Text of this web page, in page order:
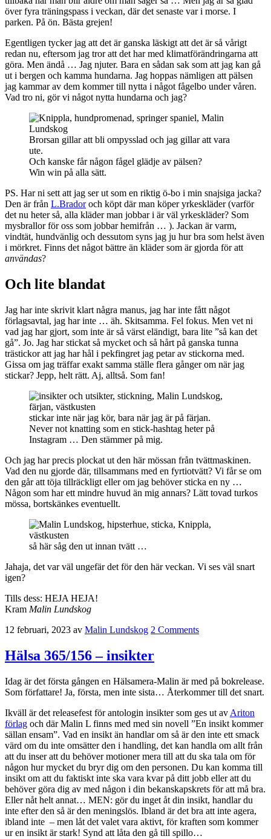
över fyra träningspass i veckan, där det senaste var i morse. I
parken. På ön. Bästa grejen!
Egentligen tycker jag att det är ganska läskigt att det är så vårigt
redan nu, eftersom jag tror att det har med klimatförändringarna att
göra. Men ändå … Jag njuter. Bara en sådan sak som att jag kan gå
ut i bergen och kamma hundarna. Jag hoppas nämligen att pälsen
jag kammar av dem kommer till nytta i något fågelbo under våren.
Vad tro ni, gör vi något nytta hundarna och jag?
Brorsan gillar att bli ompysslad och jag gillar att vara
ute.
Och kanske får någon fågel glädje av pälsen?
Win win på alla sätt.
PS. Har ni sett att jag ser ut som en riktig ö-bo i min snajsiga jacka?
Den är från L.Bradoroch köpt där man köper yrkeskläder (varför
det nu heter så, alla kläder man jobbar i är väl yrkeskläder? Som
mysbrallor för oss som jobbar hemifrån … ). Jackan är varm,
vindtät, hundvänlig och dessutom syns jag ju hur bra som helst även
i mörkret. Finns det något bättre än kläder som är gjorda för att
användas?
Och lite blandat
Jag har inte skrivit klart några manus, jag har inte fått något
förlagsavtal, jag har inte … äh. Skitsamma. Fel fokus. Men vet ni
vad jag har gjort, som inte är så värst eländigt, bara lite ”så kan det
gå”. Jo. Jag har stickat så mycket och så hårt på ganska tunna
trästickor att jag har hål i pekfingret jag petar av stickorna med.
Gissa om jag träffar exakt samma ställe flera gånger om när jag
stickar? Jepp, helt rätt. Aj, alltså. Som fan!
stickar inte när jag kör, bara när jag är på färjan.
Never not knatting som en stick-hashtag heter på
Instagram … Den stämmer på mig.
Och jag har precis plockat ut den här mössan från tvättmaskinen.
Vad den nu gjorde där, tillsammans med en fyrtiotvätt? Vi får se om
den går att töja tillräckligt eller om jag behöver sticka en ny …
Någon som har ett mindre huvud än mig annars? Lätt tovad turkos
mössa, bortskänkes eventuellt.
så här såg den ut innan tvätt …
Jahaja, det var väl ungefär det för den här veckan. Vi ses väl snart
igen?
Tills dess: HEJA HEJA!
Kram Malin Lundskog
12 februari, 2023 av Malin Lundskog 2 Comments
Hälsa 365/156 – insikter
Idag är det första gången en Hälsamera-Malin är med på bokrelease.
Som författare! Ja, första, men inte sista… Återkommer till det snart.
Ikväll är det releasefest för antologin insikter som ges ut av Ariton
förlag och där Malin L finns med med sin novell ”En insikt kommer
sällan ensam”. Vad en insikt än handlar om så är den inte ett smack
värd om du inte omsätter den i handling, det kan handla om allt från
att du inser att du behöver motioner mera till att du ska tala om för
någon hur mycket du bryr dig om den personen. Du kan komma till
insikt om att du faktiskt inte ska vara kvar på ditt jobb eller att du
behöver göra dig av med någon i din bekanskapskrets för att må bra.
Eller nåt helt annat… MEN: gör du inget åt din insikt, handlar du
inte efter den så är den meningslös. Ibland är det bra att inte agera,
ibland inte – men låt det valet vara aktivt, för kraften som kommer
ur en insikt är stark! Synd att låta den gå till spillo…